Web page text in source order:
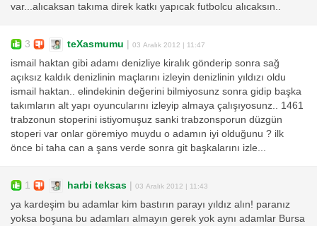
var...alıcaksan takıma direk katkı yapıcak futbolcu alıcaksın..
3 teXasmumu | 03 Aralık 2012 | 11:47
ismail haktan gibi adamı denizliye kiralık gönderip sonra sağ
açıksız kaldık denizlinin maçlarını izleyin denizlinin yıldızı oldu
ismail haktan.. elindekinin değerini bilmiyosunz sonra gidip başka
takımların alt yapı oyuncularını izleyip almaya çalışıyosunz.. 1461
trabzonun stoperini istiyomuşuz sanki trabzonsporun düzgün
stoperi var onlar göremiyo muydu o adamın iyi olduğunu ? ilk
önce bi taha can a şans verde sonra git başkalarını izle...
1 harbi teksas | 03 Aralık 2012 | 11:43
ya kardeşim bu adamlar kim bastırın parayı yıldız alın! paranız
yoksa boşuna bu adamları almayın gerek yok aynı adamlar Bursa